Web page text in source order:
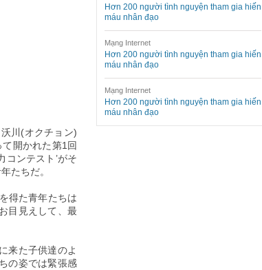
川(オクチョン)
開かれた第1回
コンテスト’がそ
たちだ。
得た青年たちは
目見えして、最
来た子供達のよ
の姿では緊張感
Hơn 200 người tình nguyện tham gia hiến
máu nhân đạo
Mạng Internet
Hơn 200 người tình nguyện tham gia hiến
máu nhân đạo
Mạng Internet
Hơn 200 người tình nguyện tham gia hiến
máu nhân đạo